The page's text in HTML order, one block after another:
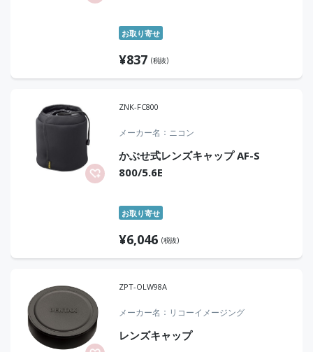
お取り寄せ
¥837 (税抜)
ZNK-FC800
メーカー名 ニコン
かぶせ式レンズキャップ AF-S
800/5.6E
お取り寄せ
¥6,046 (税抜)
ZPT-OLW98A
メーカー名 リコーイメージング
レンズキャップ